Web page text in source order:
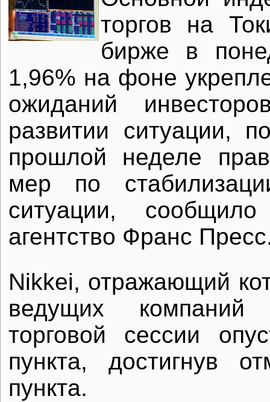
торгов на
бирже в
1,96% на фоне
ожиданий
развитии ситуации,
прошлой неделе
мер по
ситуации,
агентство Франс
Nikkei, отражающий
ведущих
торговой сессии
пункта, достигнув
пункта.